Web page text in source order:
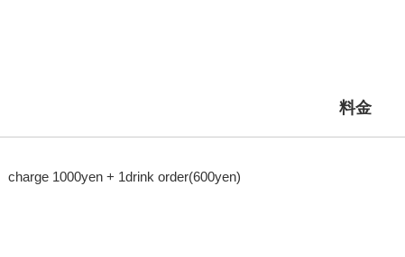
料金
charge 1000yen + 1drink order(600yen)